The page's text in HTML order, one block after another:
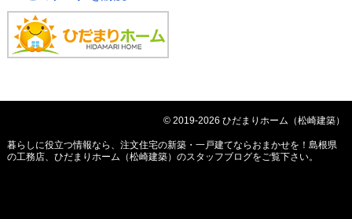
© 2019-2026 ひだまりホーム（松崎建築）
暮らしに役立つ情報なら、 注文住宅の新築・一戸建てならおまかせを！島根県
の工務店、ひだまりホーム（松崎建築）のスタッフブログをご覧下さい。